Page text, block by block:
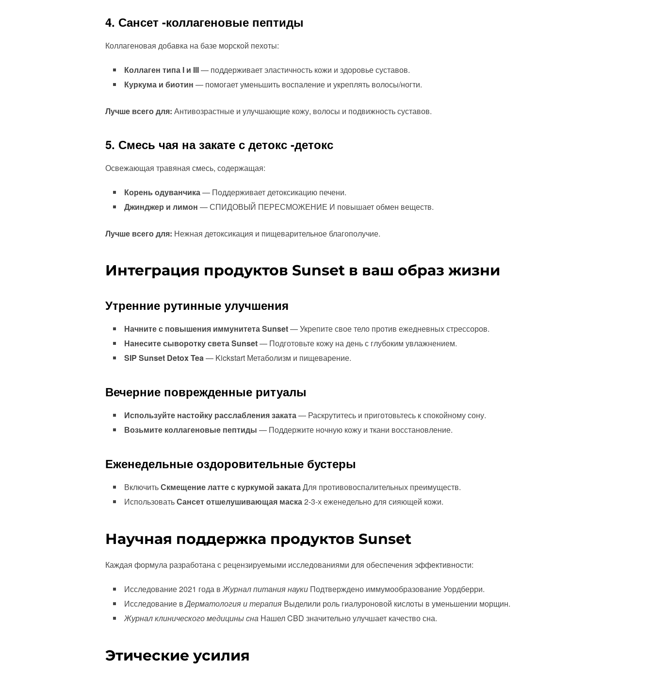
4. Сансет -коллагеновые пептиды
Коллагеновая добавка на базе морской пехоты:
Коллаген типа I и III— поддерживает эластичность кожи и здоровье суставов.
Куркума и биотин — помогает уменьшить воспаление и укреплять волосы/ногти.
Лучше всего для: Антивозрастные и улучшающие кожу, волосы и подвижность суставов.
5. Смесь чая на закате с детокс -детокс
Освежающая травяная смесь, содержащая:
Корень одуванчика— Поддерживает детоксикацию печени.
Джинджер и лимон — СПИДОВЫЙ ПЕРЕСМОЖЕНИЕ И повышает обмен веществ.
Лучше всего для: Нежная детоксикация и пищеварительное благополучие.
Интеграция продуктов Sunset в ваш образ жизни
Утренние рутинные улучшения
Начните с повышения иммунитета Sunset— Укрепите свое тело против ежедневных стрессоров.
Нанесите сыворотку света Sunset— Подготовьте кожу на день с глубоким увлажнением.
SIP Sunset Detox Tea— Kickstart Метаболизм и пищеварение.
Вечерние поврежденные ритуалы
Используйте настойку расслабления заката— Раскрутитесь и приготовьтесь к спокойному сону.
Возьмите коллагеновые пептиды — Поддержите ночную кожу и ткани восстановление.
Еженедельные оздоровительные бустеры
ВключитьСкмещение латте с куркумой закатаДля противовоспалительных преимуществ.
ИспользоватьСансет отшелушивающая маска2-3-х еженедельно для сияющей кожи.
Научная поддержка продуктов Sunset
Каждая формула разработана с рецензируемыми исследованиями для обеспечения эффективности:
Исследование 2021 года вЖурнал питания науки Подтверждено иммумообразование Уордберри.
Исследование вДерматология и терапия Выделили роль гиалуроновой кислоты в уменьшении морщин.
Журнал клинического медицины сна Нашел CBD значительно улучшает качество сна.
Этические усилия